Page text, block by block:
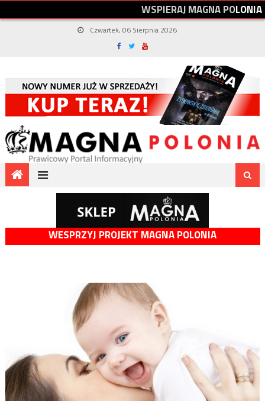
WSPIERAJMAGNAPOLONIA
Czwartek, 06 Sierpnia 2026
WESPRZYJ PROJEKT MAGNA POLONIA